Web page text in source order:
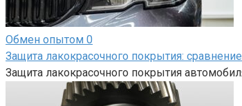
Обмен опытом 0
Защита лакокрасочного покрытия:
Защита лакокрасочного покрытия